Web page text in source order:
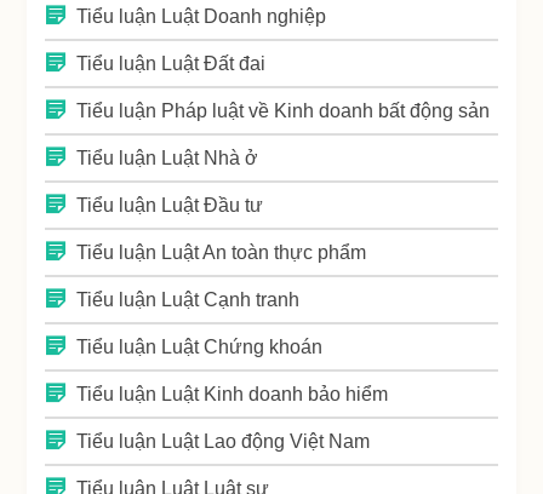
Tiểu luận Luật Doanh nghiệp
Tiểu luận Luật Đất đai
Tiểu luận Pháp luật về Kinh doanh bất động sản
Tiểu luận Luật Nhà ở
Tiểu luận Luật Đầu tư
Tiểu luận Luật An toàn thực phẩm
Tiểu luận Luật Cạnh tranh
Tiểu luận Luật Chứng khoán
Tiểu luận Luật Kinh doanh bảo hiểm
Tiểu luận Luật Lao động Việt Nam
Tiểu luận Luật Luật sư